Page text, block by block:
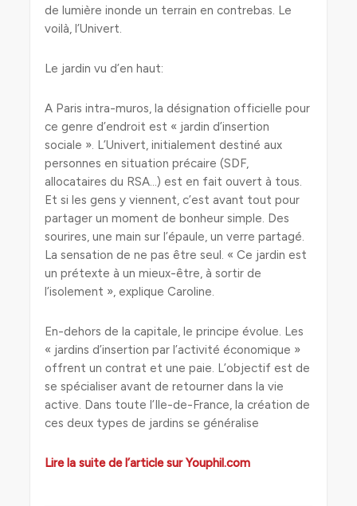
de lumière inonde un terrain en contrebas. Le
voilà, l’Univert.
Le jardin vu d’en haut:
A Paris intra-muros, la désignation officielle pour
ce genre d’endroit est « jardin d’insertion
sociale ». L’Univert, initialement destiné aux
personnes en situation précaire (SDF,
allocataires du RSA…) est en fait ouvert à tous.
Et si les gens y viennent, c’est avant tout pour
partager un moment de bonheur simple. Des
sourires, une main sur l’épaule, un verre partagé.
La sensation de ne pas être seul. « Ce jardin est
un prétexte à un mieux-être, à sortir de
l’isolement », explique Caroline.
En-dehors de la capitale, le principe évolue. Les
« jardins d’insertion par l’activité économique »
offrent un contrat et une paie. L’objectif est de
se spécialiser avant de retourner dans la vie
active. Dans toute l’Ile-de-France, la création de
ces deux types de jardins se généralise
Lire la suite de l’article sur Youphil.com